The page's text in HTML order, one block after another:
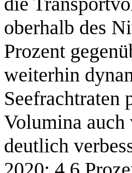
oberhalb des
Prozent
weiterhin
Seefrachtraten
Volumina
deutlich